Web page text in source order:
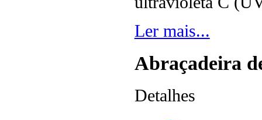
Ler mais...
Abraçadeira
Detalhes